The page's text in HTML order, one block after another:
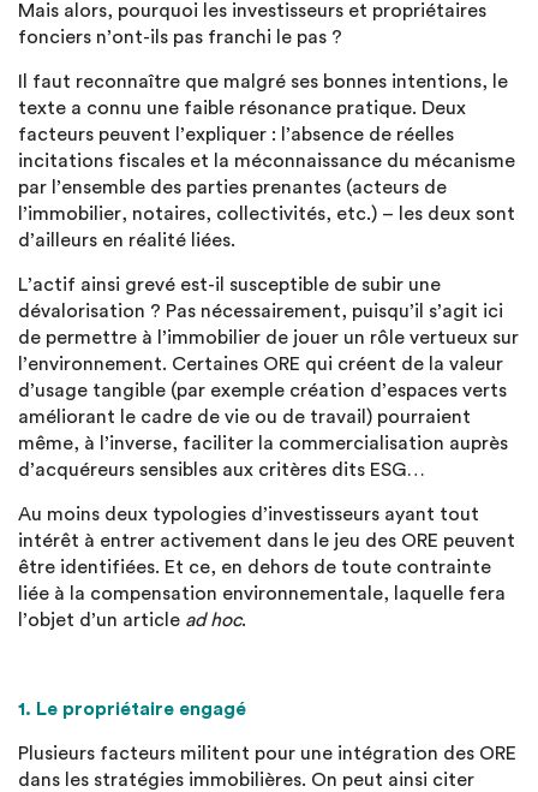
Mais alors, pourquoi les investisseurs et propriétaires
fonciers n’ont-ils pas franchi le pas ?
Il faut reconnaître que malgré ses bonnes intentions, le
texte a connu une faible résonance pratique. Deux
facteurs peuvent l’expliquer : l’absence de réelles
incitations fiscales et la méconnaissance du mécanisme
par l’ensemble des parties prenantes (acteurs de
l’immobilier, notaires, collectivités, etc.) – les deux sont
d’ailleurs en réalité liées.
L’actif ainsi grevé est-il susceptible de subir une
dévalorisation ? Pas nécessairement, puisqu’il s’agit ici
de permettre à l’immobilier de jouer un rôle vertueux sur
l’environnement. Certaines ORE qui créent de la valeur
d’usage tangible (par exemple création d’espaces verts
améliorant le cadre de vie ou de travail) pourraient
même, à l’inverse, faciliter la commercialisation auprès
d’acquéreurs sensibles aux critères dits ESG…
Au moins deux typologies d’investisseurs ayant tout
intérêt à entrer activement dans le jeu des ORE peuvent
être identifiées. Et ce, en dehors de toute contrainte
liée à la compensation environnementale, laquelle fera
l’objet d’un article ad hoc.
1. Le propriétaire engagé
Plusieurs facteurs militent pour une intégration des ORE
dans les stratégies immobilières. On peut ainsi citer